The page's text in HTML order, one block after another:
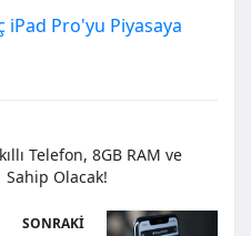
iPad Pro'yu Piyasaya
Telefon, 8GB RAM ve
Olacak!
SONRAKI